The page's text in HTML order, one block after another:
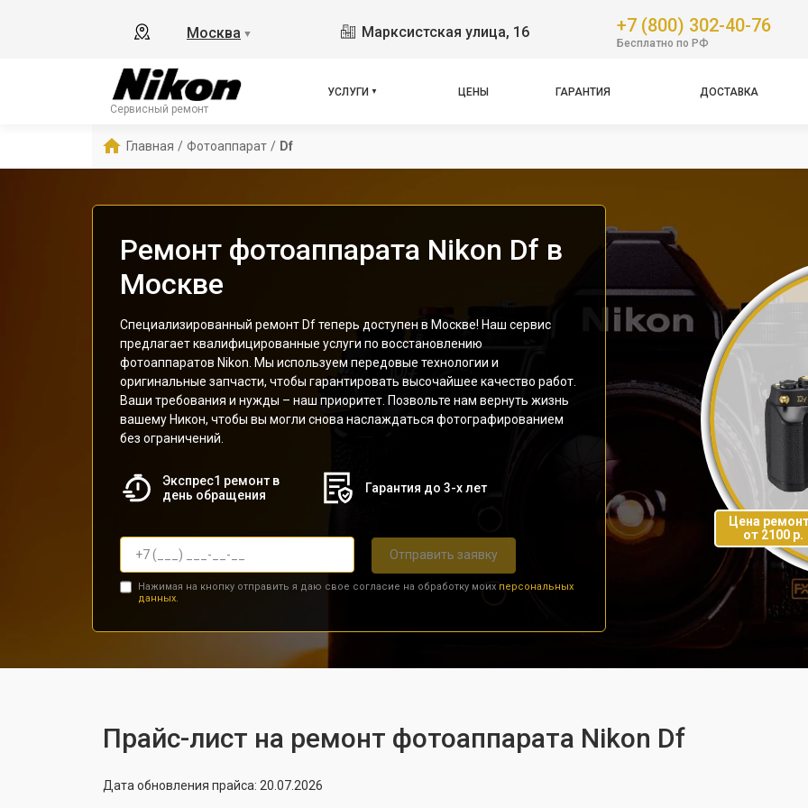
Москва ▼ Марксистская улица, 16 +7 (800) 302-40-76
Бесплатно по РФ
Сервисный ремонт
УСЛУГИ ЦЕНЫ ГАРАНТИЯ ДОСТАВКА
Главная / Фотоаппарат / Df
Ремонт фотоаппарата Nikon Df в
Москве
Специализированный ремонт Df теперь доступен в Москве! Наш сервис
предлагает квалифицированные услуги по восстановлению
фотоаппаратов Nikon. Мы используем передовые технологии и
оригинальные запчасти, чтобы гарантировать высочайшее качество работ.
Ваши требования и нужды – наш приоритет. Позвольте нам вернуть жизнь
вашему Никон, чтобы вы могли снова наслаждаться фотографированием
без ограничений.
Экспрес1 ремонт в
день обращения
Гарантия до 3-х лет
Отправить заявку
Нажимая на кнопку отправить я даю свое согласие на обработку моих персональных
данных.
Цена
от 2100 р.
Прайс-лист на ремонт фотоаппарата Nikon Df
Дата обновления прайса: 20.07.2026